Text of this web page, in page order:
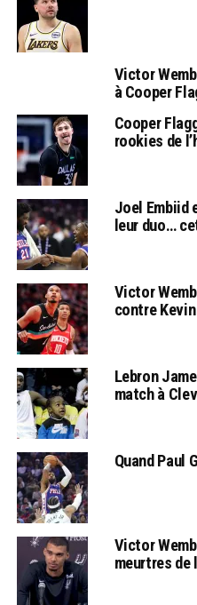
Victor
à Cooper
Cooper
rookies de
Joel Embiid
leur duo…
Victor
contre
Lebron
match à
Quand Paul
Victor
meurtres de